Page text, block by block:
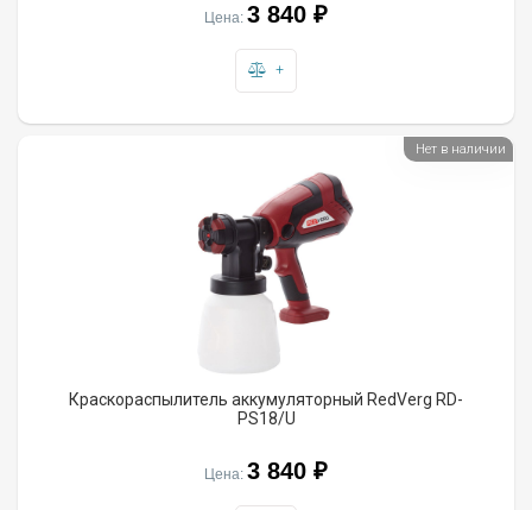
Цена: 3 840 ₽
+
Краскораспылитель аккумуляторный RedVerg RD-
PS18/U
Цена: 3 840 ₽
Нет в наличии